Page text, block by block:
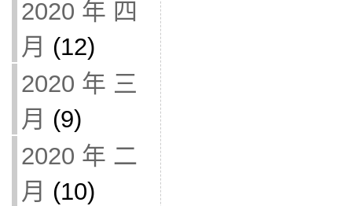
2020 年 四
月 (12)
2020 年 三
月 (9)
2020 年 二
月 (10)